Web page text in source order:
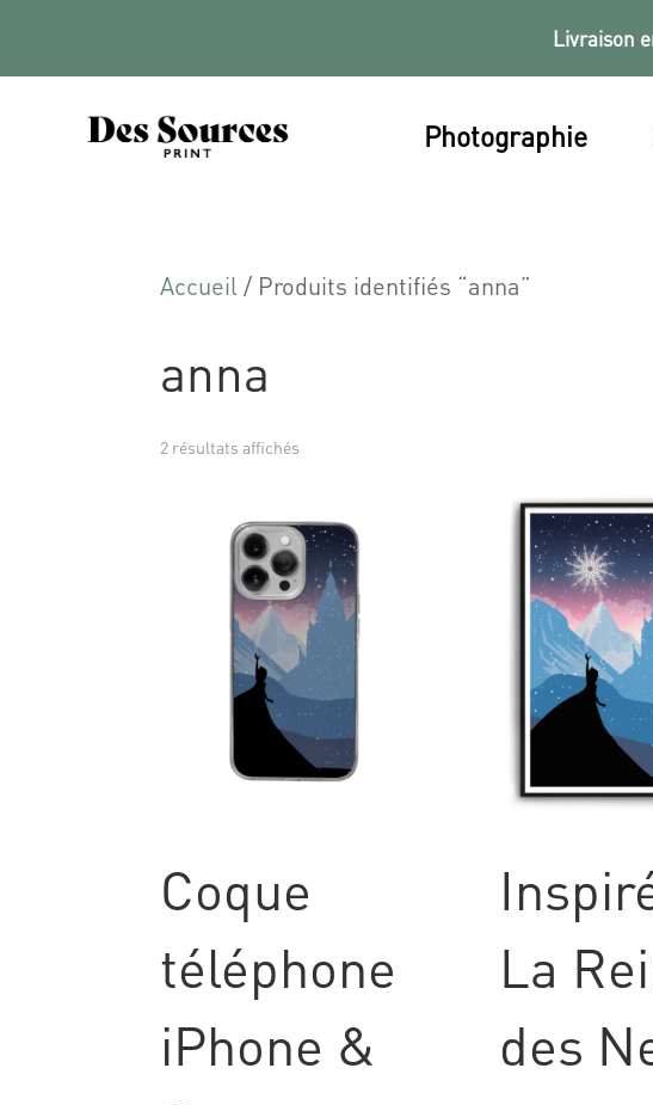
Livraison
Photographie
Accueil / Produits identifiés “anna”
anna
2 résultats affichés
Coque
téléphone
iPhone &
La
des